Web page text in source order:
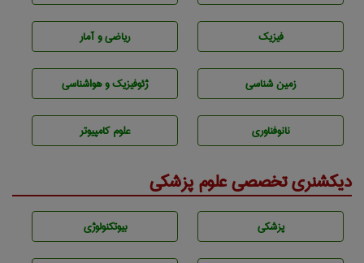
فیزیک ریاضی و آمار
زمين شناسی ژئوفيزيك و هواشناسی
نانوفناوری علوم کامپیوتر
دیکشنری تخصصی علوم پزشکی
پزشكی بيوتكنولوژی